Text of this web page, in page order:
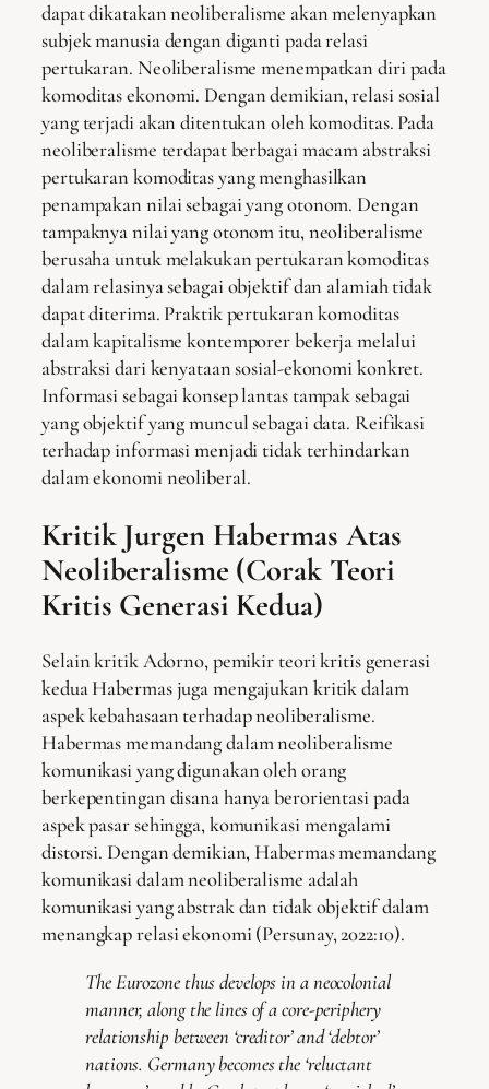
dapat dikatakan neoliberalisme akan melenyapkan
subjek manusia dengan diganti pada relasi
pertukaran. Neoliberalisme menempatkan diri pada
komoditas ekonomi. Dengan demikian, relasi sosial
yang terjadi akan ditentukan oleh komoditas. Pada
neoliberalisme terdapat berbagai macam abstraksi
pertukaran komoditas yang menghasilkan
penampakan nilai sebagai yang otonom. Dengan
tampaknya nilai yang otonom itu, neoliberalisme
berusaha untuk melakukan pertukaran komoditas
dalam relasinya sebagai objektif dan alamiah tidak
dapat diterima. Praktik pertukaran komoditas
dalam kapitalisme kontemporer bekerja melalui
abstraksi dari kenyataan sosial-ekonomi konkret.
Informasi sebagai konsep lantas tampak sebagai
yang objektif yang muncul sebagai data. Reifikasi
terhadap informasi menjadi tidak terhindarkan
dalam ekonomi neoliberal.
Kritik Jurgen Habermas Atas
Neoliberalisme (Corak Teori
Kritis Generasi Kedua)
Selain kritik Adorno, pemikir teori kritis generasi
kedua Habermas juga mengajukan kritik dalam
aspek kebahasaan terhadap neoliberalisme.
Habermas memandang dalam neoliberalisme
komunikasi yang digunakan oleh orang
berkepentingan disana hanya berorientasi pada
aspek pasar sehingga, komunikasi mengalami
distorsi. Dengan demikian, Habermas memandang
komunikasi dalam neoliberalisme adalah
komunikasi yang abstrak dan tidak objektif dalam
menangkap relasi ekonomi (Persunay, 2022:10).
The Eurozone thus develops in a neocolonial
manner, along the lines of a core-periphery
relationship between ‘creditor’ and ‘debtor’
nations. Germany becomes the ‘reluctant